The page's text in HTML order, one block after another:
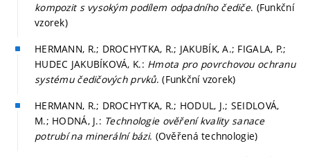
kompozit s vysokým podílem odpadního čediče. (Funkční
vzorek)
HERMANN, R.; DROCHYTKA, R.; JAKUBÍK, A.; FIGALA, P.;
HUDEC JAKUBÍKOVÁ, K.: Hmota pro povrchovou ochranu
systému čedičových prvků. (Funkční vzorek)
HERMANN, R.; DROCHYTKA, R.; HODUL, J.; SEIDLOVÁ,
M.; HODNÁ, J.: Technologie ověření kvality sanace
potrubí na minerální bázi. (Ověřená technologie)